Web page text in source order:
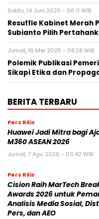
Sabtu, 14 Juni 2025 - 06:11 WIB
Resuffle Kabinet Merah
Subianto Pilih
Jumat, 16 Mei 2025 - 08:28 WIB
Polemik Publikasi
Sikapi Etika dan
BERITA TERBARU
Pers Rilis
Huawei Jadi Mitra bagi
M360 ASEAN 2026
Jumat, 7 Agu 2026 - 00:42 WIB
Pers Rilis
Cision Raih MarTech
Awards 2026 untuk
Analisis Media Sosial,
Pers, dan AEO